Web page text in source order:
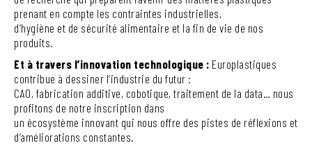
prenant en compte les contraintes industrielles,
d’hygiène et de sécurité alimentaire et la fin de vie de nos
produits.
Et à travers l’innovation technologique : Europlastiques
contribue à dessiner l’industrie du futur :
CAO, fabrication additive, cobotique, traitement de la data… nous
profitons de notre inscription dans
un écosystème innovant qui nous offre des pistes de réflexions et
d’améliorations constantes.